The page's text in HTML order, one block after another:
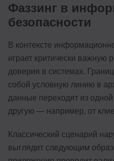
Фаззинг в
безопасности
В контексте
играет критически важную
доверия в системах.
собой условную линию в
данные переходят из
другую — например, от
Классический сценарий
выглядит следующим